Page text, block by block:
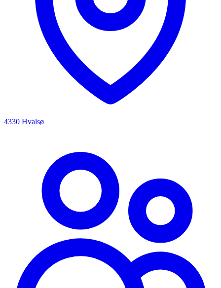
4330 Hvalsø